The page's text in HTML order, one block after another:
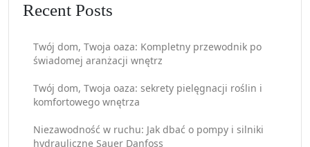
Recent Posts
Twój dom, Twoja oaza: Kompletny przewodnik po
świadomej aranżacji wnętrz
Twój dom, Twoja oaza: sekrety pielęgnacji roślin i
komfortowego wnętrza
Niezawodność w ruchu: Jak dbać o pompy i silniki
hydrauliczne Sauer Danfoss